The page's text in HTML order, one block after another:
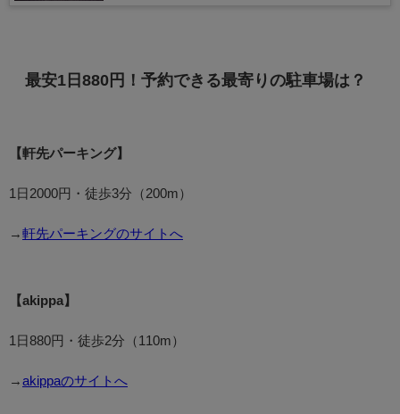
最安1日880円！予約できる最寄りの駐車場は？
【軒先パーキング】
1日2000円・徒歩3分（200m）
→ 軒先パーキングのサイトへ
【akippa】
1日880円・徒歩2分（110m）
→ akippaのサイトへ